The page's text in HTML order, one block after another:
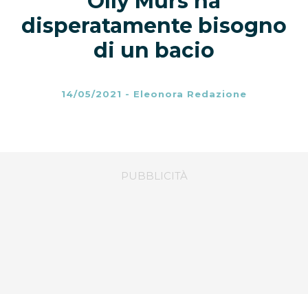
disperatamente bisogno
di un bacio
14/05/2021 - Eleonora Redazione